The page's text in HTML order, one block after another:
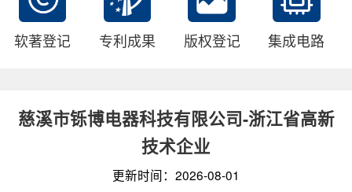
软著登记 专利成果 版权登记 集成电路
慈溪市铄博电器科技有限公司-浙江省高新
技术企业
更新时间：2026-08-01